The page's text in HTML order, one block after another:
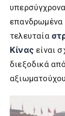
υπερσύγχρονα
επανδρωμένα
τελευταία
Κίνας είναι
διεξοδικά